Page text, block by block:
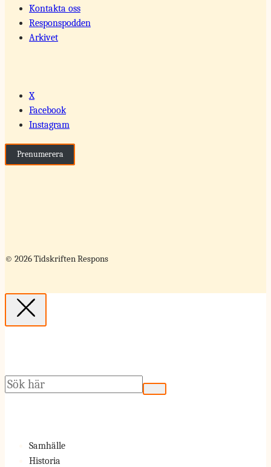
Kontakta oss
Responspodden
Arkivet
X
Facebook
Instagram
Prenumerera
© 2026 Tidskriften Respons
Sök
Samhälle
Historia